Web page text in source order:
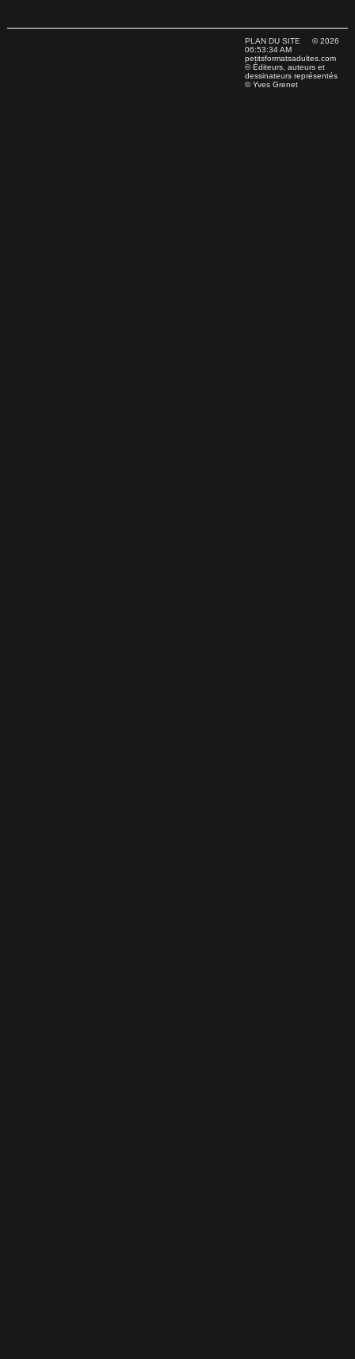
PLAN DU SITE © 2026
06:53:34 AM
petitsformatsadultes.com
© Éditeurs, auteurs et
dessinateurs représentés
© Yves Grenet